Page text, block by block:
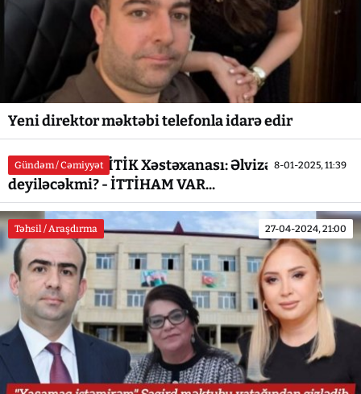
Yeni direktor məktəbi telefonla idarə edir
Gündəm / Cəmiyyət 8-01-2025, 11:39
Respublika KRİTİK Xəstəxanası: Əlvizə `ƏLVİDA`
deyiləcəkmi? - İTTİHAM VAR...
Təhsil / Araşdırma 27-04-2024, 21:00